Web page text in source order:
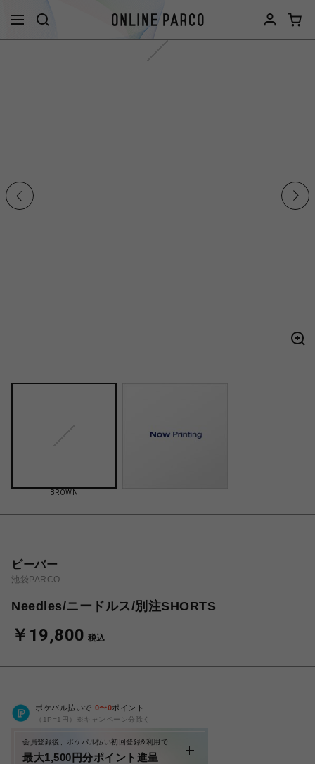
BROWN
ビーバー
池袋PARCO
Needles/ニードルス/別注SHORTS
￥19,800 税込
ポケパル払いで 0〜0ポイント
（1P=1円）※キャンペーン分除く
会員登録後、ポケパル払い初回登録&利用で
最大1,500円分ポイント進呈